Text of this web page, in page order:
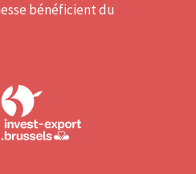
bénéficient du